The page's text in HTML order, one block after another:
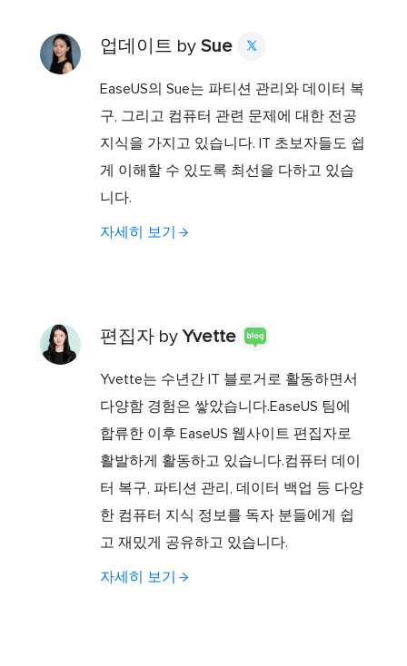
업데이트 bySue 
EaseUS의 Sue는 파티션 관리와 데이터 복
구, 그리고 컴퓨터 관련 문제에 대한 전공
지식을 가지고 있습니다. IT 초보자들도 쉽
게 이해할 수 있도록 최선을 다하고 있습
니다.
자세히 보기
편집자 byYvette
Yvette는 수년간 IT 블로거로 활동하면서
다양함 경험은 쌓았습니다.EaseUS 팀에
합류한 이후 EaseUS 웹사이트 편집자로
활발하게 활동하고 있습니다.컴퓨터 데이
터 복구, 파티션 관리, 데이터 백업 등 다양
한 컴퓨터 지식 정보를 독자 분들에게 쉽
고 재밌게 공유하고 있습니다.
자세히 보기